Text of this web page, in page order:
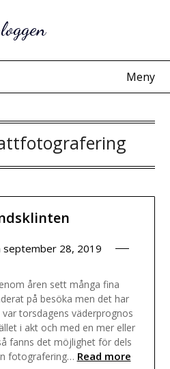
Meny
september 28, 2019
åren sett många fina
på besöka men det har
torsdagens väderprognos
i akt och med en mer eller
fanns det möjlighet för dels
fotografering… Read more